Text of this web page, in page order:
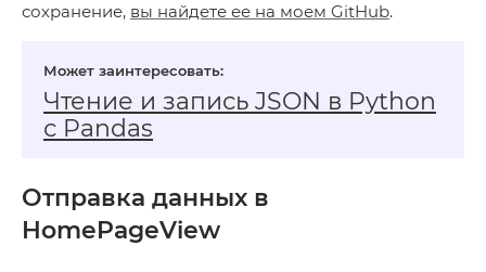
сохранение, вы найдете ее на моем GitHub.
Чтение и запись JSON в Python
с Pandas
Отправка данных в
HomePageView